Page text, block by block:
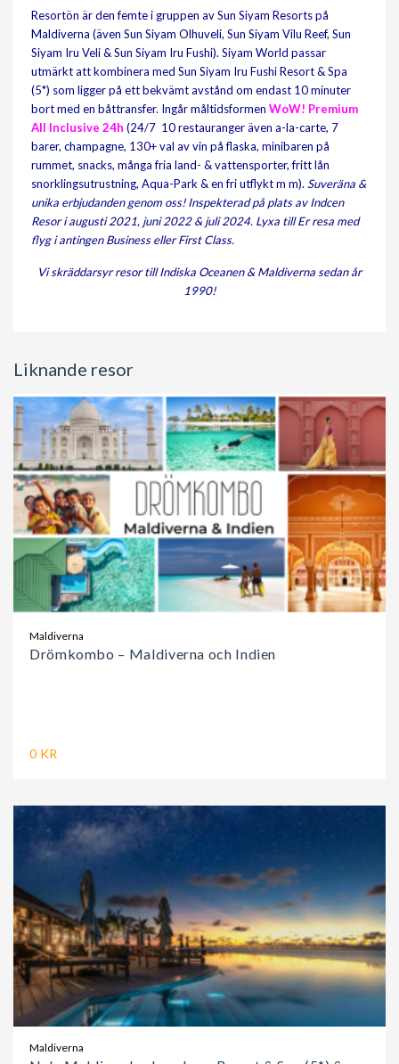
Resortön är den femte i gruppen av Sun Siyam Resorts på
Maldiverna (även Sun Siyam Olhuveli, Sun Siyam Vilu Reef, Sun
Siyam Iru Veli & Sun Siyam Iru Fushi). Siyam World passar
utmärkt att kombinera med Sun Siyam Iru Fushi Resort & Spa
(5*) som ligger på ett bekvämt avstånd om endast 10 minuter
bort med en båttransfer. Ingår måltidsformen WoW! Premium
All Inclusive 24h (24/7 10 restauranger även a-la-carte, 7
barer, champagne, 130+ val av vin på flaska, minibaren på
rummet, snacks, många fria land- & vattensporter, fritt lån
snorklingsutrustning, Aqua-Park & en fri utflykt m m). Suveräna &
unika erbjudanden genom oss!Inspekterad på plats av Indcen
Resor i augusti 2021, juni 2022 & juli 2024. Lyxa till Er resa med
flyg i antingen Business eller First Class.
Vi skräddarsyr resor till Indiska Oceanen & Maldiverna sedan år
1990!
Liknande resor
Maldiverna
Drömkombo – Maldiverna och Indien
0 KR
Maldiverna